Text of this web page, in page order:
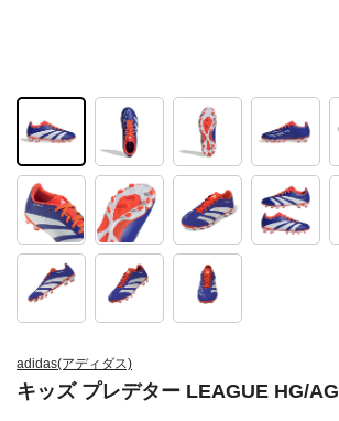
adidas(アディダス)
キッズ プレデター LEAGUE HG/AG